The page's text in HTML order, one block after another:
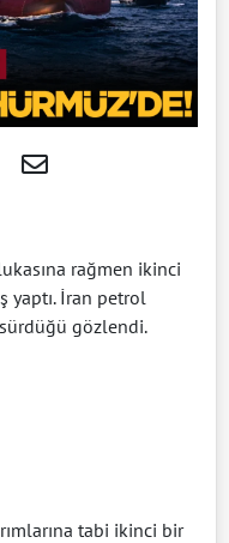
rağmen ikinci
yaptı. İran petrol
sürdüğü gözlendi.
tabi ikinci bir